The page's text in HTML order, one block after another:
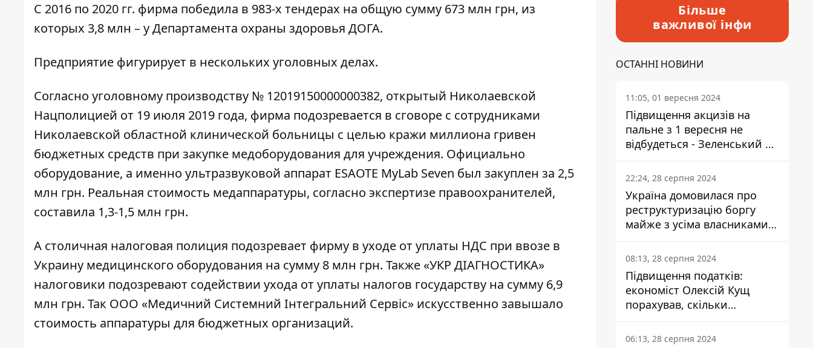
С 2016 по 2020 гг. фирма победила в 983-х тендерах на общую сумму 673 млн грн, из
которых 3,8 млн – у Департамента охраны здоровья ДОГА.
Предприятие фигурирует в нескольких уголовных делах.
Согласно уголовному производству № 12019150000000382, открытый Николаевской
Нацполицией от 19 июля 2019 года, фирма подозревается в сговоре с сотрудниками
Николаевской областной клинической больницы с целью кражи миллиона гривен
бюджетных средств при закупке медоборудования для учреждения. Официально
оборудование, а именно ультразвуковой аппарат ESAOTE MyLab Seven был закуплен за 2,5
млн грн. Реальная стоимость медаппаратуры, согласно экспертизе правоохранителей,
составила 1,3-1,5 млн грн.
А столичная налоговая полиция подозревает фирму в уходе от уплаты НДС при ввозе в
Украину медицинского оборудования на сумму 8 млн грн. Также «УКР ДІАГНОСТИКА»
налоговики подозревают содействии ухода от уплаты налогов государству на сумму 6,9
млн грн. Так ООО «Медичний Системний Інтегральний Сервіс» искусственно завышало
стоимость аппаратуры для бюджетных организаций.
Більше
важливої інфи
ОСТАННІ НОВИНИ
11:05, 01 вересня 2024
Підвищення акцизів на
пальне з 1 вересня не
відбудеться - Зеленський не
підписав закон
22:24, 28 серпня 2024
Україна домовилася про
реструктуризацію боргу
майже з усіма власниками
єврооблігацій: що це
означає для країни
08:13, 28 серпня 2024
Підвищення податків:
економіст Олексій Кущ
порахував, скільки
заплатить кожен українець
06:13, 28 серпня 2024